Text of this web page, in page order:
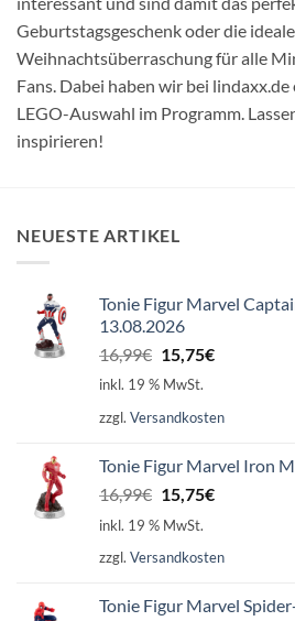
Geburtstagsgeschenk oder die ideale
Weihnachtsüberraschung für alle
Fans. Dabei haben wir bei
LEGO-Auswahl im Programm.
inspirieren!
NEUESTE ARTIKEL
Tonie Figur Marvel
13.08.2026
16,99€ Ursprünglicher
Preis
16,99€
15,75€Aktueller
15,75€.
inkl. 19 % MwSt.
zzgl. Versandkosten
Tonie Figur Marvel Iron
16,99€ Ursprünglicher
Preis
16,99€
15,75€Aktueller
15,75€.
inkl. 19 % MwSt.
zzgl. Versandkosten
Tonie Figur Marvel